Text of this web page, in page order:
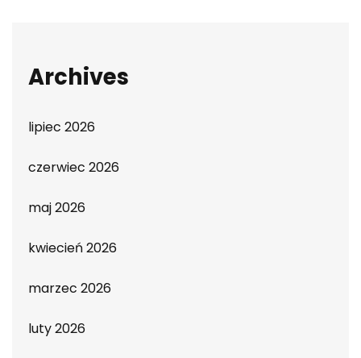
Archives
lipiec 2026
czerwiec 2026
maj 2026
kwiecień 2026
marzec 2026
luty 2026